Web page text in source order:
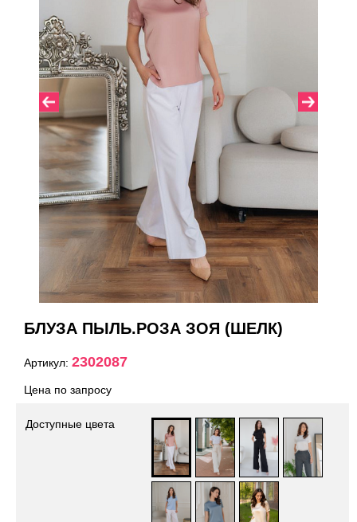
БЛУЗА ПЫЛЬ.РОЗА ЗОЯ (ШЕЛК)
Артикул: 2302087
Цена по запросу
Доступные цвета